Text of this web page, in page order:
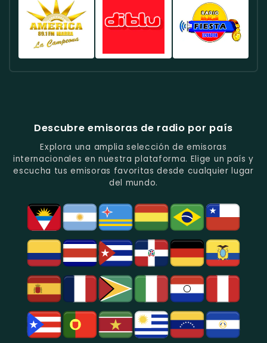
Y
Fútbol
Quito.
Actuales
En
Música
Quito.
Canela
Ecuador
Música
Tropical
Ecuador
-
Quito
Ecuador
-
Emisora
Música
Del
Recuerdo
En
Quito.
Estación
De
Los
Deportes
En
Guayaquil.
Populares
Y
Folclore
En
Azogues.
Descubre emisoras de radio por país
Explora una amplia selección de emisoras
internacionales en nuestra plataforma. Elige un país y
escucha tus emisoras favoritas desde cualquier lugar
del mundo.